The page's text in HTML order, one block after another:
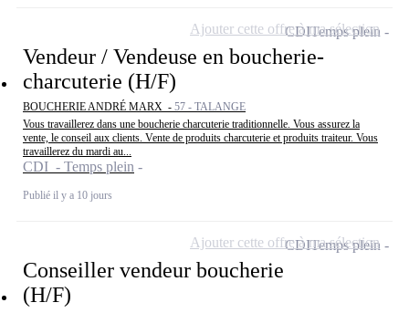
Vendeur / Vendeuse en boucherie-
charcuterie (H/F)
BOUCHERIE ANDRÉ MARX - 57 - TALANGE
Vous travaillerez dans une boucherie charcuterie traditionnelle. Vous assurez la
vente, le conseil aux clients. Vente de produits charcuterie et produits traiteur. Vous
travaillerez du mardi au...
CDI - Temps plein
Publié il y a 10 jours
CDITemps plein
Ajouter cette offre à ma sélection
Conseiller vendeur boucherie
(H/F)
CDITemps plein
Ajouter cette offre à ma sélection